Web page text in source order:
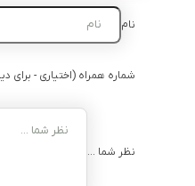
نام
شماره همراه (اختیاری -
نظر شما ...